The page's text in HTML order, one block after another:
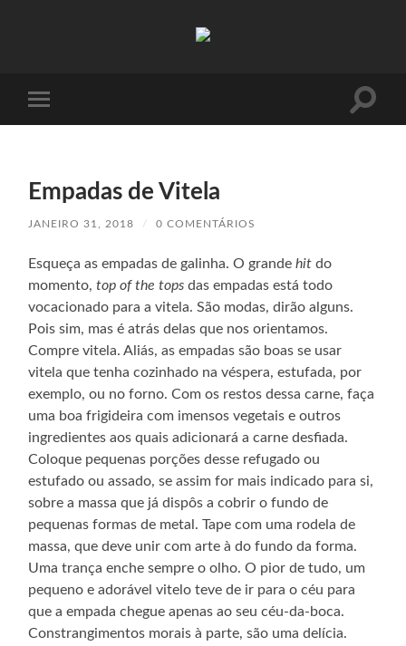
mobile
Toggle
Empadas de Vitela
JANEIRO 31, 2018 / 0 COMENTÁRIOS
Esqueça as empadas de galinha. O grandehit do
momento,top of the tops das empadas está todo
vocacionado para a vitela. São modas, dirão alguns.
Pois sim, mas é atrás delas que nos orientamos.
Compre vitela. Aliás, as empadas são boas se usar
vitela que tenha cozinhado na véspera, estufada, por
exemplo, ou no forno. Com os restos dessa carne, faça
uma boa frigideira com imensos vegetais e outros
ingredientes aos quais adicionará a carne desfiada.
Coloque pequenas porções desse refugado ou
estufado ou assado, se assim for mais indicado para si,
sobre a massa que já dispôs a cobrir o fundo de
pequenas formas de metal. Tape com uma rodela de
massa, que deve unir com arte à do fundo da forma.
Uma trança enche sempre o olho. O pior de tudo, um
pequeno e adorável vitelo teve de ir para o céu para
que a empada chegue apenas ao seu céu-da-boca.
Constrangimentos morais à parte, são uma delícia.